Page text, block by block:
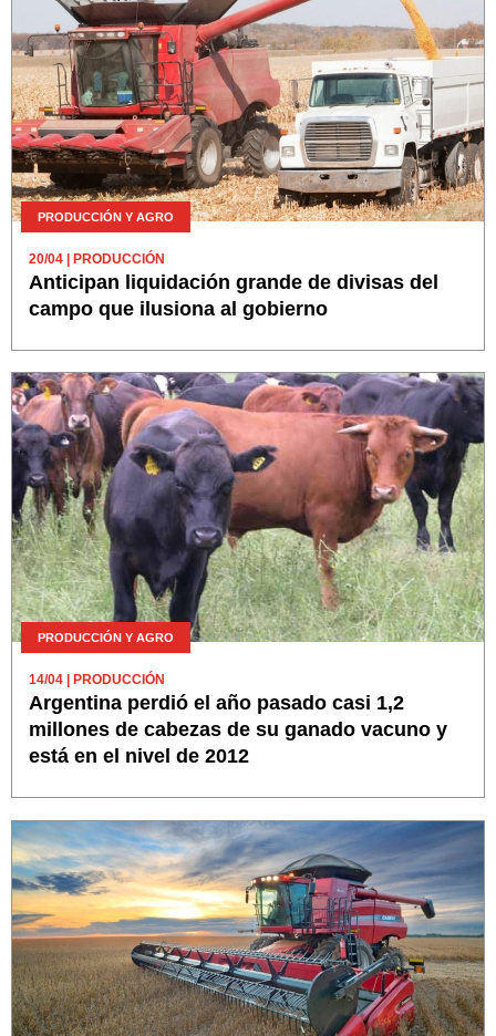
PRODUCCIÓN Y AGRO
20/04 | PRODUCCIÓN
Anticipan liquidación grande de divisas del
campo que ilusiona al gobierno
PRODUCCIÓN Y AGRO
14/04 | PRODUCCIÓN
Argentina perdió el año pasado casi 1,2
millones de cabezas de su ganado vacuno y
está en el nivel de 2012